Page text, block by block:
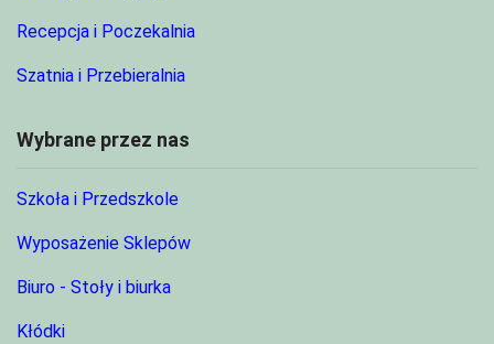
Recepcja i Poczekalnia
Szatnia i Przebieralnia
Wybrane przez nas
Szkoła i Przedszkole
Wyposażenie Sklepów
Biuro - Stoły i biurka
Kłódki